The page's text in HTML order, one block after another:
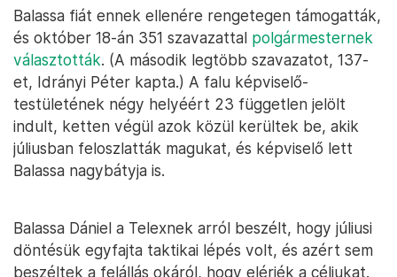
Balassa fiát ennek ellenére rengetegen támogatták,
és október 18-án 351 szavazattal polgármesternek
választották. (A második legtöbb szavazatot, 137-
et, Idrányi Péter kapta.) A falu képviselő-
testületének négy helyéért 23 független jelölt
indult, ketten végül azok közül kerültek be, akik
júliusban feloszlatták magukat, és képviselő lett
Balassa nagybátyja is.
Balassa Dániel a Telexnek arról beszélt, hogy júliusi
döntésük egyfajta taktikai lépés volt, és azért sem
beszéltek a felállás okáról, hogy elérjék a céljukat.